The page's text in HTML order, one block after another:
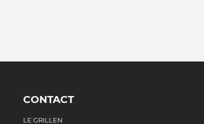
CONTACT
LE GRILLEN